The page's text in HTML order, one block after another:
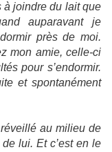
joindre du lait que
auparavant je
près de moi.
mon amie, celle-ci
pour s’endormir.
et spontanément
au milieu de
lui. Et c’est en le